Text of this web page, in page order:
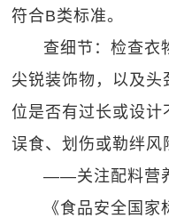
符合B类标准。
查细节：检查衣
尖锐装饰物，以及
位是否有过长或设
误食、划伤或勒绊风
——关注配料营
《食品安全国